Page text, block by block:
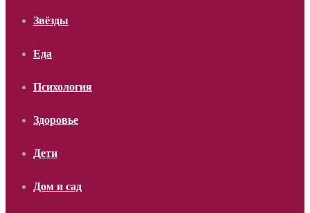
Звёзды
Еда
Психология
Здоровье
Дети
Дом и сад